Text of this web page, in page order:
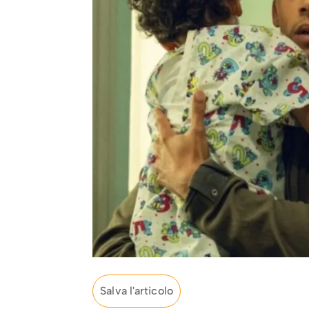
Salva l'articolo